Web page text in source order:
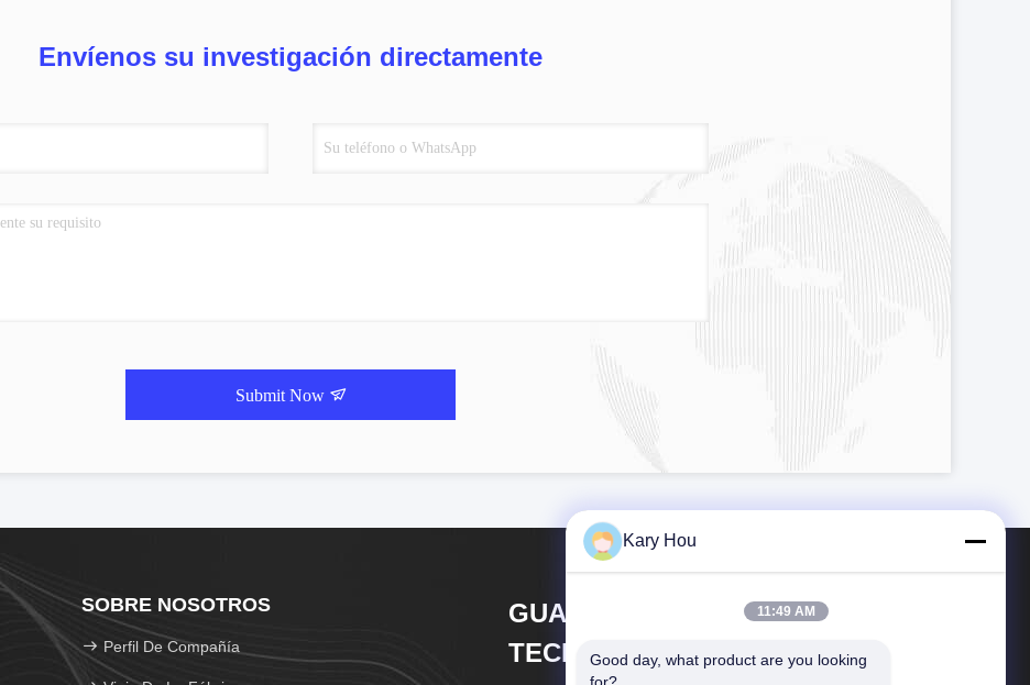
Envíenos su investigación directamente
Submit Now
SOBRE NOSOTROS
Perfil De Compañía
GUANGDONG HWASHI
TECHNOLOGY INC.
Kary Hou
11:49 AM
Good day, what product are you looking